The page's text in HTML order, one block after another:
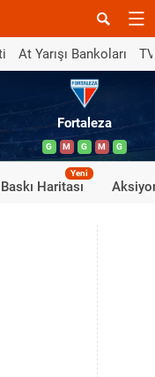
At Yarışı Bankoları
Fortaleza
G M G M G
Baskı Haritası
Yeni